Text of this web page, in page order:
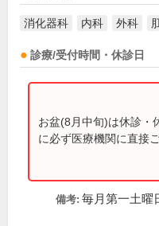
消化器科 内科 外科
診療/受付時間・休診日
お盆(8月中旬)は休診・
に必ず医療機関に直接
備考: 毎月第一土曜